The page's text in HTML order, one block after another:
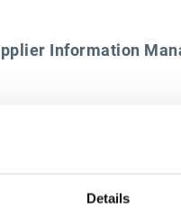
Details
Information